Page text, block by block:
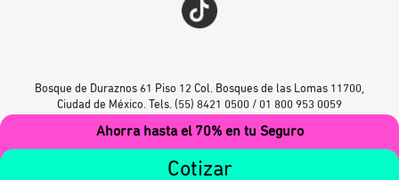
Ahorra hasta el 70% en tu Seguro
Cotizar
Bosque de Duraznos 61 Piso 12 Col. Bosques de las Lomas 11700,
Ciudad de México. Tels. (55) 8421 0500 / 01 800 953 0059